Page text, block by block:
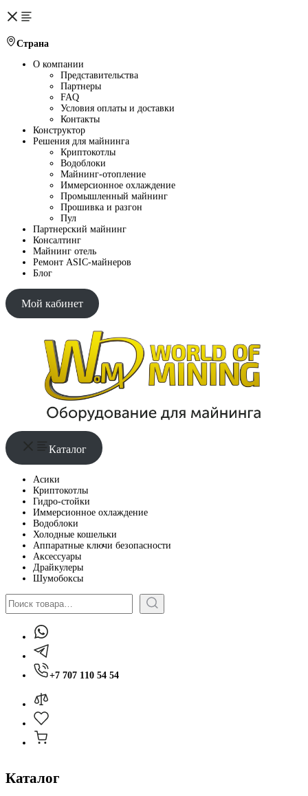
Страна
О компании
Представительства
Партнеры
FAQ
Условия оплаты и доставки
Контакты
Конструктор
Решения для майнинга
Криптокотлы
Водоблоки
Майнинг-отопление
Иммерсионное охлаждение
Промышленный майнинг
Прошивка и разгон
Пул
Партнерский майнинг
Консалтинг
Майнинг отель
Ремонт ASIC-майнеров
Блог
Мой кабинет
Каталог
Асики
Криптокотлы
Гидро-стойки
Иммерсионное охлаждение
Водоблоки
Холодные кошельки
Аппаратные ключи безопасности
Аксессуары
Драйкулеры
Шумобоксы
Поиск
+7 707 110 54 54
Каталог